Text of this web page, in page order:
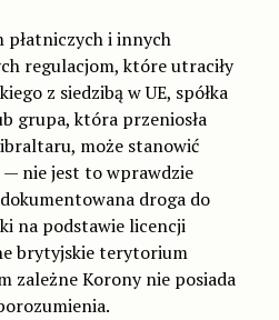
płatniczych i innych
regulacjom, które utraciły
z siedzibą w UE, spółka
grupa, która przeniosła
może stanowić
nie jest to wprawdzie
droga do
na podstawie licencji
brytyjskie terytorium
zależne Korony nie posiada